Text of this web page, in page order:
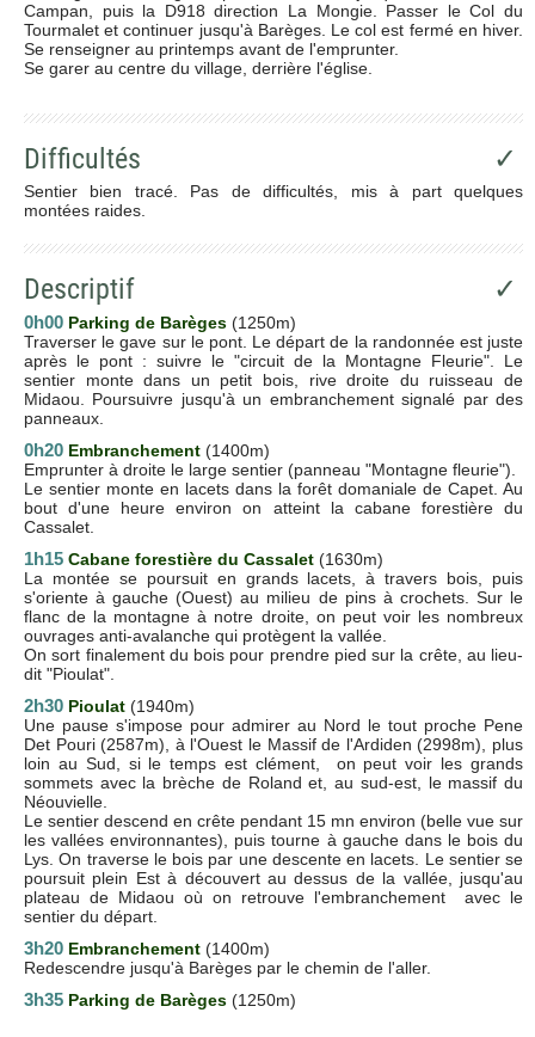
Campan, puis la D918 direction La Mongie. Passer le Col du
Tourmalet et continuer jusqu'à Barèges. Le col est fermé en hiver.
Se renseigner au printemps avant de l'emprunter.
Se garer au centre du village, derrière l'église.
Difficultés ✓
Sentier bien tracé. Pas de difficultés, mis à part quelques
montées raides.
Descriptif ✓
0h00 Parking de Barèges (1250m)
Traverser le gave sur le pont. Le départ de la randonnée est juste
après le pont : suivre le "circuit de la Montagne Fleurie". Le
sentier monte dans un petit bois, rive droite du ruisseau de
Midaou. Poursuivre jusqu'à un embranchement signalé par des
panneaux.
0h20 Embranchement (1400m)
Emprunter à droite le large sentier (panneau "Montagne fleurie").
Le sentier monte en lacets dans la forêt domaniale de Capet. Au
bout d'une heure environ on atteint la cabane forestière du
Cassalet.
1h15 Cabane forestière du Cassalet (1630m)
La montée se poursuit en grands lacets, à travers bois, puis
s'oriente à gauche (Ouest) au milieu de pins à crochets. Sur le
flanc de la montagne à notre droite, on peut voir les nombreux
ouvrages anti-avalanche qui protègent la vallée.
On sort finalement du bois pour prendre pied sur la crête, au lieu-
dit "Pioulat".
2h30 Pioulat (1940m)
Une pause s'impose pour admirer au Nord le tout proche Pene
Det Pouri (2587m), à l'Ouest le Massif de l'Ardiden (2998m), plus
loin au Sud, si le temps est clément, on peut voir les grands
sommets avec la brèche de Roland et, au sud-est, le massif du
Néouvielle.
Le sentier descend en crête pendant 15 mn environ (belle vue sur
les vallées environnantes), puis tourne à gauche dans le bois du
Lys. On traverse le bois par une descente en lacets. Le sentier se
poursuit plein Est à découvert au dessus de la vallée, jusqu'au
plateau de Midaou où on retrouve l'embranchement avec le
sentier du départ.
3h20 Embranchement (1400m)
Redescendre jusqu'à Barèges par le chemin de l'aller.
3h35 Parking de Barèges (1250m)